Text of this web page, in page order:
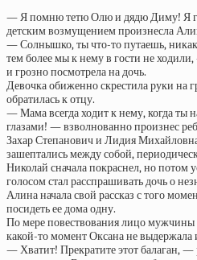
— Я помню тетю Олю и дядю Диму! Я
детским возмущением произнесла
— Солнышко, ты что-то путаешь,
тем более мы к нему в гости не
и грозно посмотрела на дочь.
Девочка обиженно скрестила руки на
обратилась к отцу.
— Мама всегда ходит к нему, когда ты
глазами! — взволнованно произнес
Захар Степанович и Лидия
зашептались между собой,
Николай сначала покраснел, но
голосом стал расспрашивать дочь о
Алина начала свой рассказ с того
посидеть ее дома одну.
По мере повествования лицо мужчины
какой-то момент Оксана не выдержала
— Хватит! Прекратите этот балаган,